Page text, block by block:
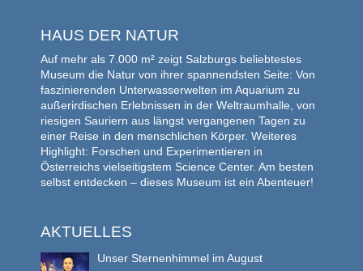
HAUS DER NATUR
Auf mehr als 7.000 m² zeigt Salzburgs beliebtestes
Museum die Natur von ihrer spannendsten Seite: Von
faszinierenden Unterwasserwelten im Aquarium zu
außerirdischen Erlebnissen in der Weltraumhalle, von
riesigen Sauriern aus längst vergangenen Tagen zu
einer Reise in den menschlichen Körper. Weiteres
Highlight: Forschen und Experimentieren in
Österreichs vielseitigstem Science Center. Am besten
selbst entdecken – dieses Museum ist ein Abenteuer!
AKTUELLES
Unser Sternenhimmel im August